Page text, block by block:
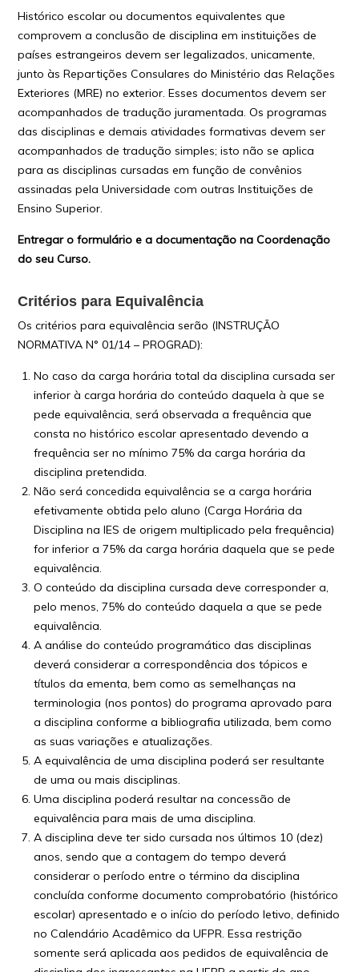
Histórico escolar ou documentos equivalentes que
comprovem a conclusão de disciplina em instituições de
países estrangeiros devem ser legalizados, unicamente,
junto às Repartições Consulares do Ministério das Relações
Exteriores (MRE) no exterior. Esses documentos devem ser
acompanhados de tradução juramentada. Os programas
das disciplinas e demais atividades formativas devem ser
acompanhados de tradução simples; isto não se aplica
para as disciplinas cursadas em função de convênios
assinadas pela Universidade com outras Instituições de
Ensino Superior.
Entregar o formulário e a documentação na Coordenação
do seu Curso.
Critérios para Equivalência
Os critérios para equivalência serão (INSTRUÇÃO
NORMATIVA N° 01/14 – PROGRAD):
No caso da carga horária total da disciplina cursada ser
inferior à carga horária do conteúdo daquela à que se
pede equivalência, será observada a frequência que
consta no histórico escolar apresentado devendo a
frequência ser no mínimo 75% da carga horária da
disciplina pretendida.
Não será concedida equivalência se a carga horária
efetivamente obtida pelo aluno (Carga Horária da
Disciplina na IES de origem multiplicado pela frequência)
for inferior a 75% da carga horária daquela que se pede
equivalência.
O conteúdo da disciplina cursada deve corresponder a,
pelo menos, 75% do conteúdo daquela a que se pede
equivalência.
A análise do conteúdo programático das disciplinas
deverá considerar a correspondência dos tópicos e
títulos da ementa, bem como as semelhanças na
terminologia (nos pontos) do programa aprovado para
a disciplina conforme a bibliografia utilizada, bem como
as suas variações e atualizações.
A equivalência de uma disciplina poderá ser resultante
de uma ou mais disciplinas.
Uma disciplina poderá resultar na concessão de
equivalência para mais de uma disciplina.
A disciplina deve ter sido cursada nos últimos 10 (dez)
anos, sendo que a contagem do tempo deverá
considerar o período entre o término da disciplina
concluída conforme documento comprobatório (histórico
escolar) apresentado e o início do período letivo, definido
no Calendário Acadêmico da UFPR. Essa restrição
somente será aplicada aos pedidos de equivalência de